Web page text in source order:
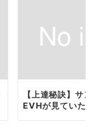
【上達秘訣】サ
EVHが見ていた